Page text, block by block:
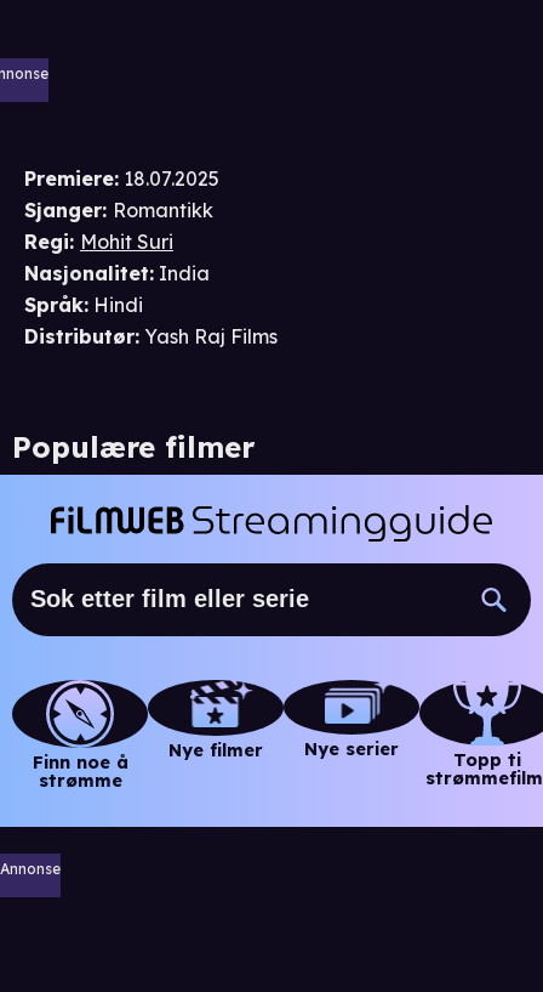
Premiere: 18.07.2025
Sjanger: Romantikk
Regi: Mohit Suri
Nasjonalitet: India
Språk: Hindi
Distributør: Yash Raj Films
Populære filmer
Finn noe å
strømme
Nye filmer Nye serier
Topp ti
Annonse